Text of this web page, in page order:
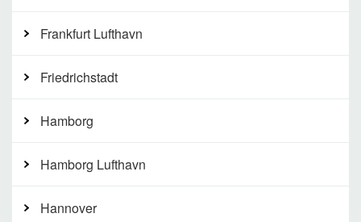
Frankfurt Lufthavn
Friedrichstadt
Hamborg
Hamborg Lufthavn
Hannover